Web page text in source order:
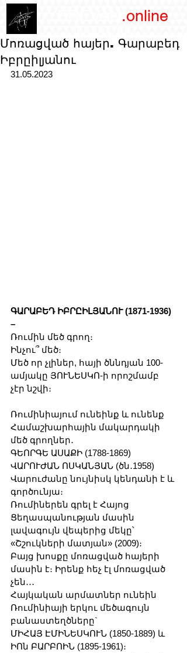
.online
Մոռացված հայեր. Գարաբեդ
Իբրըիլյանու
31.05.2023
ԳԱՐԱԲԵԴ ԻԲՐԸԻԼՅԱՆՈՒ (1871-1936)
–
Ռումին մեծ գրող։
Ինչու՞ մեծ։
Մեծ որ չլիներ, հայի ծննդյան 100-
ամյակը ՅՈՒՆԵՍԿՈ-ի որոշմամբ
չէր նշվի։
Ռումինիայում ունեինք և ունենք
Համաշխարհային մակարդակի
մեծ գրողներ․
ԳԵՈՐԳԵ ԱՍԱՔԻ (1788-1869)
ՎԱՐՈՒԺԱՆ ՈՍԿԱՆՅԱՆ (ծն․1958)
Վարուժանը նույնիսկ կենդանի է և
գործունյա։
Ռումիներեն գրել է Հայոց
Ցեղասպանության մասին
լավագույն վեպերից մեկը՝
«Շշուկների մատյան» (2009)։
Բայց խոսքը մոռացված հայերի
մասին է։ Իրենք հեչ էլ մոռացված
չեն․․․
Հայկական արմատներ ունեին
Ռումինիայի երկու մեծագույն
բանաստեղծները`
ՄԻՀԱՅ ԷՄԻՆԵՍԿՈՒՆ (1850-1889) և
ԻՈն ԲԱՐԲՈԻՆ (1895-1961)։